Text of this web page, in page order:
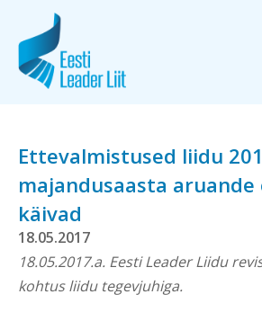
Ettevalmistused liidu
majandusaasta aruande
käivad
18.05.2017
18.05.2017.a. Eesti Leader Liidu
kohtus liidu tegevjuhiga.